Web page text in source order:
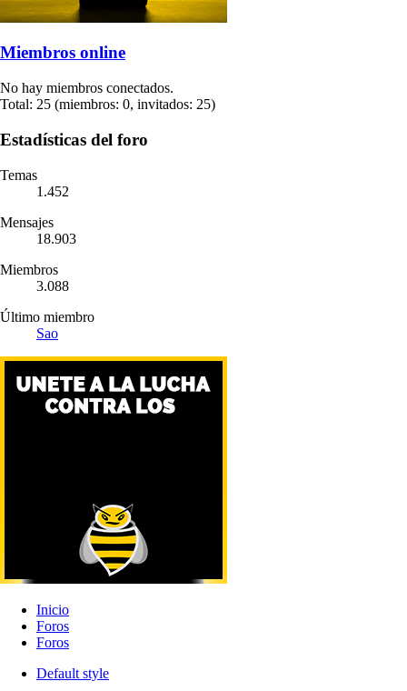
Miembros online
No hay miembros conectados.
Total: 25 (miembros: 0, invitados: 25)
Estadísticas del foro
Temas
1.452
Mensajes
18.903
Miembros
3.088
Último miembro
Sao
Inicio
Foros
Foros
Default style